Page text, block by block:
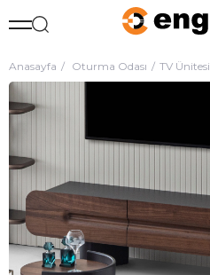
Anasayfa Oturma Odası TV Ünitesi